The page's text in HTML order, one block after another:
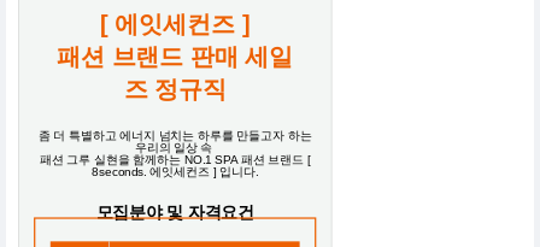
[ 에잇세컨즈 ]
패션 브랜드 판매 세일
즈 정규직
좀 더 특별하고 에너지 넘치는 하루를 만들고자 하는
우리의 일상 속
패션 그루 실현을 함께하는 NO.1 SPA 패션 브랜드 [
8seconds. 에잇세컨즈 ] 입니다.
모집분야 및 자격요건